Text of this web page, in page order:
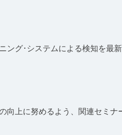
グ･システムによる検知を最
向上に努めるよう、関連セミ